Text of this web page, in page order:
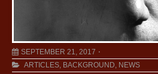
SEPTEMBER 21, 2017
ARTICLES, BACKGROUND, NEWS